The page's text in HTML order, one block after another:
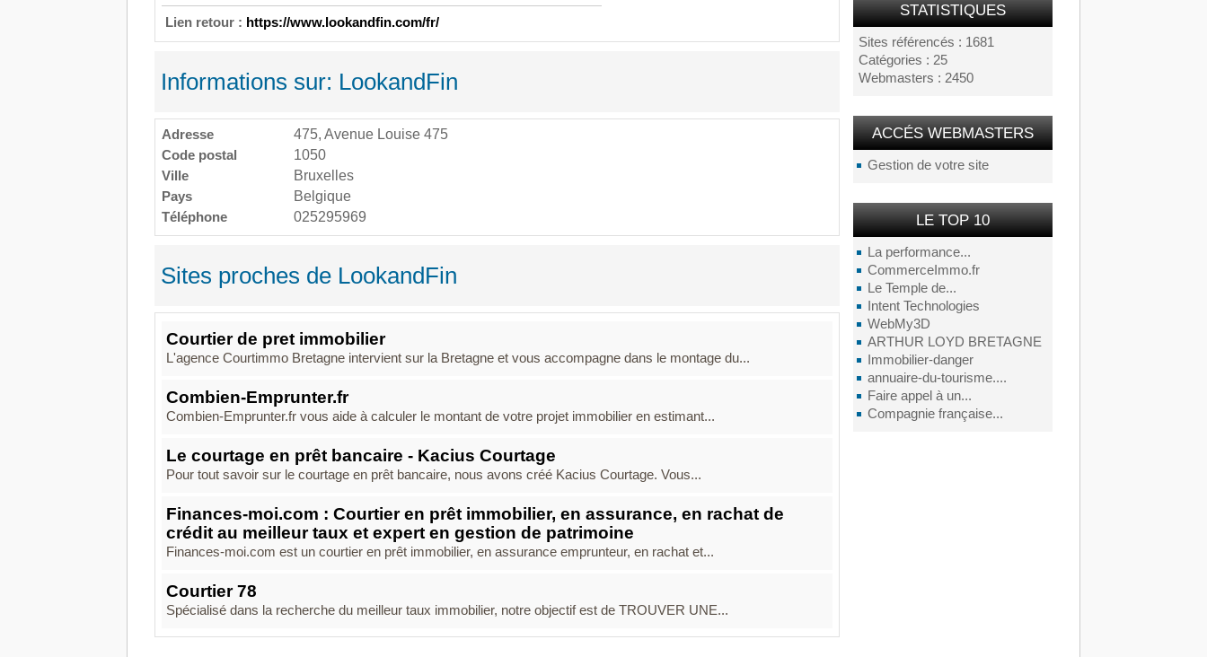
STATISTIQUES
Sites référencés : 1681
Catégories : 25
Webmasters : 2450
ACCÉS WEBMASTERS
Gestion de votre site
LE TOP 10
La performance...
CommerceImmo.fr
Le Temple de...
Intent Technologies
WebMy3D
ARTHUR LOYD BRETAGNE
Immobilier-danger
annuaire-du-tourisme....
Faire appel à un...
Compagnie française...
Lien retour : https://www.lookandfin.com/fr/
Informations sur: LookandFin
Adresse
475, Avenue Louise 475
Code postal
1050
Ville
Bruxelles
Pays
Belgique
Téléphone
025295969
Sites proches de LookandFin
Courtier de pret immobilier
L'agence Courtimmo Bretagne intervient sur la Bretagne et vous accompagne dans le montage du...
Combien-Emprunter.fr
Combien-Emprunter.fr vous aide à calculer le montant de votre projet immobilier en estimant...
Le courtage en prêt bancaire - Kacius Courtage
Pour tout savoir sur le courtage en prêt bancaire, nous avons créé Kacius Courtage. Vous...
Finances-moi.com : Courtier en prêt immobilier, en assurance, en rachat de
crédit au meilleur taux et expert en gestion de patrimoine
Finances-moi.com est un courtier en prêt immobilier, en assurance emprunteur, en rachat et...
Courtier 78
Spécialisé dans la recherche du meilleur taux immobilier, notre objectif est de TROUVER UNE...